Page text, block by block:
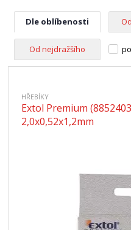
Dle oblíbenosti
Od nejdražšího
HŘEBÍKY
Extol Premium
2,0x0,52x1,2mm